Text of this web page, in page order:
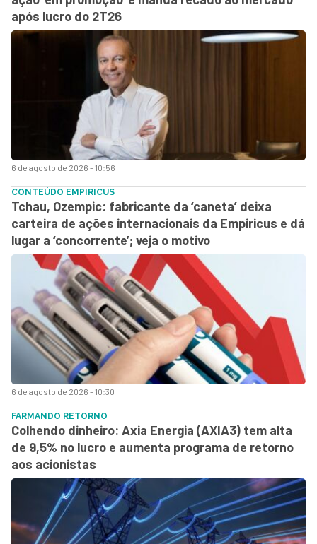
6 de agosto de 2026 - 10:56
após lucro do 2T26
6 de agosto de 2026 - 10:30
CONTEÚDO EMPIRICUS
Tchau, Ozempic: fabricante da ‘caneta’ deixa
carteira de ações internacionais da Empiricus e dá
lugar a ‘concorrente’; veja o motivo
FARMANDO RETORNO
Colhendo dinheiro: Axia Energia (AXIA3) tem alta
de 9,5% no lucro e aumenta programa de retorno
aos acionistas